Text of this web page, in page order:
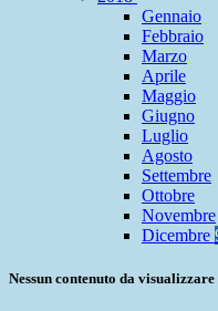
Gennaio
Febbraio
Marzo
Aprile
Maggio
Giugno
Luglio
Agosto
Settembre
Ottobre
Novembre
Dicembre
Nessun contenuto da visualizzare